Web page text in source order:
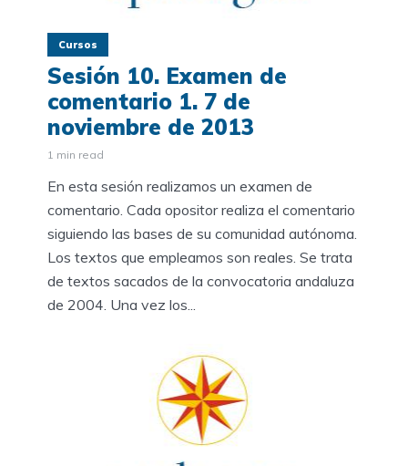
Cursos
Sesión 10. Examen de
comentario 1. 7 de
noviembre de 2013
1 min read
En esta sesión realizamos un examen de
comentario. Cada opositor realiza el comentario
siguiendo las bases de su comunidad autónoma.
Los textos que empleamos son reales. Se trata
de textos sacados de la convocatoria andaluza
de 2004. Una vez los...